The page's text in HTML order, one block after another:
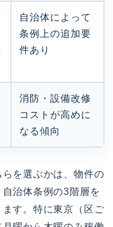
自治体によって
条例上の追加要
件あり
消防・設備改修
コストが高めに
なる傾向
を選ぶかは、物件の
治体条例の3階層を
す。特に東京（区ご